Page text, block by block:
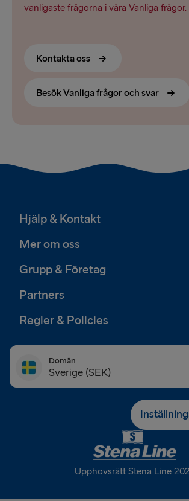
vanligaste frågorna i våra Vanliga frågor.
Kontakta oss
Besök Vanliga frågor och svar
Hjälp & Kontakt
Mer om oss
Grupp & Företag
Partners
Regler & Policies
Domän
Sverige (SEK)
Upphovsrätt Stena Line